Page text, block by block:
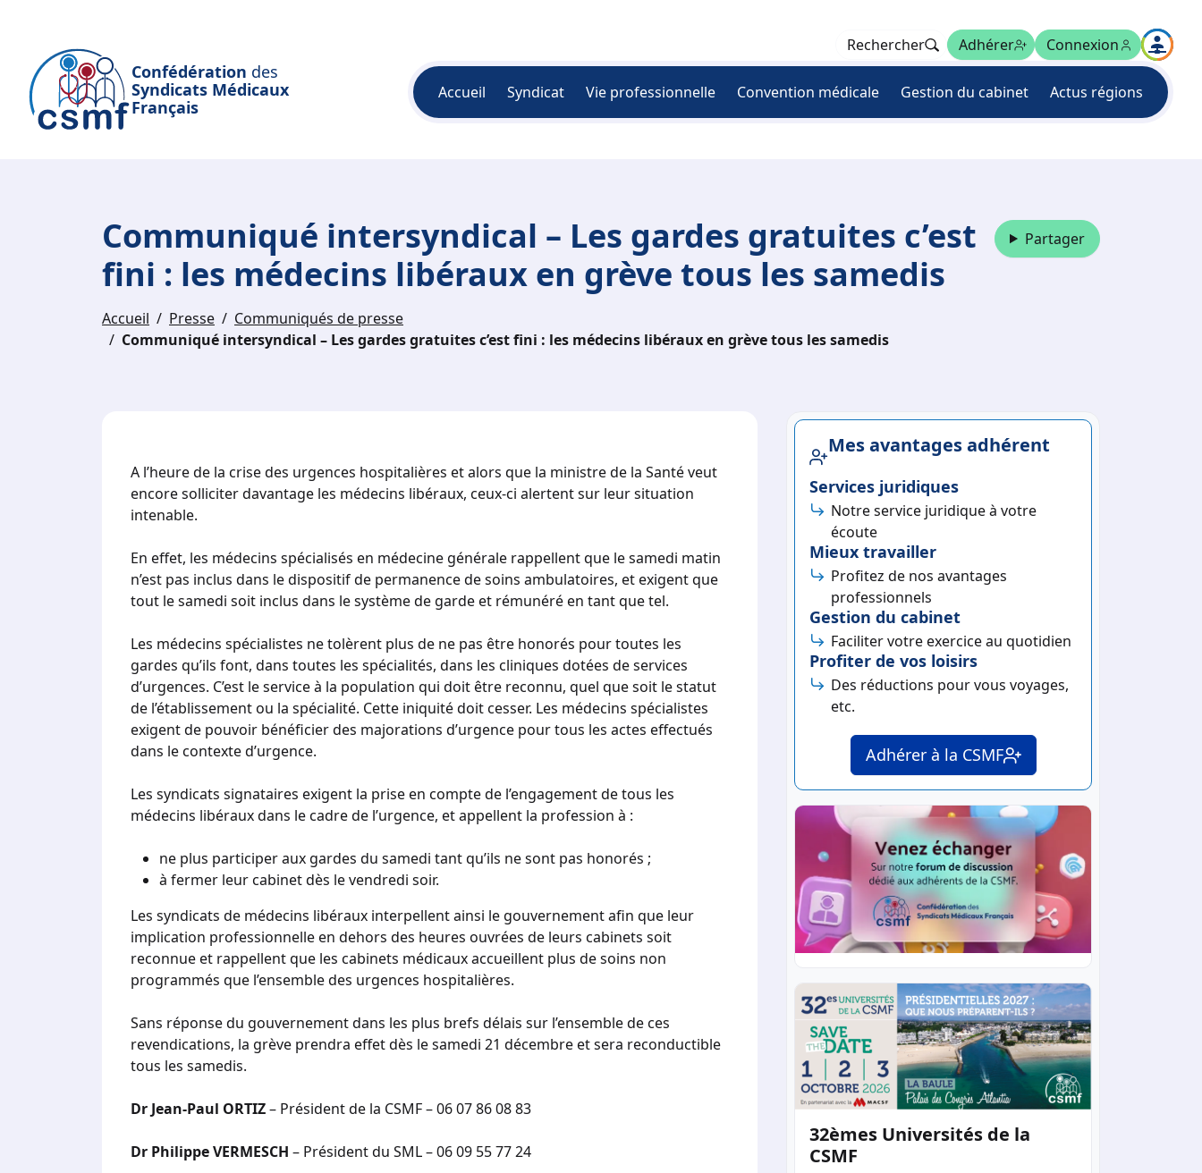
Confédération des
Syndicats Médicaux
Français
Accueil Syndicat Vie professionnelle Convention médicale Gestion du cabinet Actus régions
Rechercher Adhérer Connexion
Communiqué intersyndical – Les gardes gratuites c’est
fini : les médecins libéraux en grève tous les samedis
Accueil Presse
Communiqués de presse
Communiqué intersyndical – Les gardes gratuites c’est fini : les médecins libéraux en grève tous les samedis
Partager
A l’heure de la crise des urgences hospitalières et alors que la ministre de la Santé veut
encore solliciter davantage les médecins libéraux, ceux-ci alertent sur leur situation
intenable.
En effet, les médecins spécialisés en médecine générale rappellent que le samedi matin
n’est pas inclus dans le dispositif de permanence de soins ambulatoires, et exigent que
tout le samedi soit inclus dans le système de garde et rémunéré en tant que tel.
Les médecins spécialistes ne tolèrent plus de ne pas être honorés pour toutes les
gardes qu’ils font, dans toutes les spécialités, dans les cliniques dotées de services
d’urgences. C’est le service à la population qui doit être reconnu, quel que soit le statut
de l’établissement ou la spécialité. Cette iniquité doit cesser. Les médecins spécialistes
exigent de pouvoir bénéficier des majorations d’urgence pour tous les actes effectués
dans le contexte d’urgence.
Les syndicats signataires exigent la prise en compte de l’engagement de tous les
médecins libéraux dans le cadre de l’urgence, et appellent la profession à :
ne plus participer aux gardes du samedi tant qu’ils ne sont pas honorés ;
à fermer leur cabinet dès le vendredi soir.
Les syndicats de médecins libéraux interpellent ainsi le gouvernement afin que leur
implication professionnelle en dehors des heures ouvrées de leurs cabinets soit
reconnue et rappellent que les cabinets médicaux accueillent plus de soins non
programmés que l’ensemble des urgences hospitalières.
Sans réponse du gouvernement dans les plus brefs délais sur l’ensemble de ces
revendications, la grève prendra effet dès le samedi 21 décembre et sera reconductible
tous les samedis.
Dr Jean-Paul ORTIZ– Président de la CSMF – 06 07 86 08 83
Dr Philippe VERMESCH – Président du SML – 06 09 55 77 24
Mes avantages adhérent
Services juridiques
Notre service juridique à votre
écoute
Mieux travailler
Profitez de nos avantages
professionnels
Gestion du cabinet
Faciliter votre exercice au quotidien
Profiter de vos loisirs
Des réductions pour vous voyages,
etc.
Adhérer à la CSMF
32èmes Universités de la
CSMF